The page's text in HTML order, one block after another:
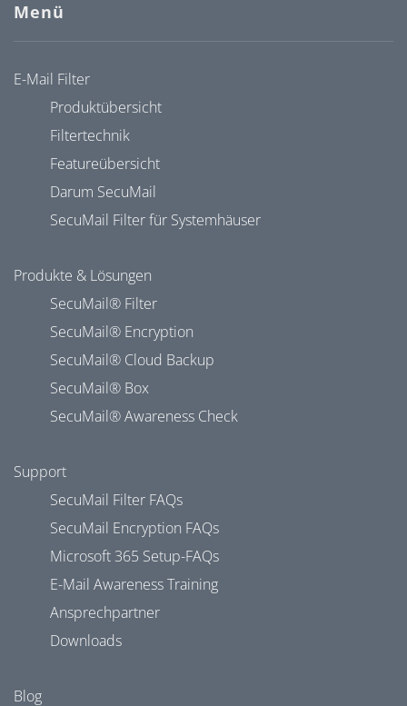
Menü
E-Mail Filter
Produktübersicht
Filtertechnik
Featureübersicht
Darum SecuMail
SecuMail Filter für Systemhäuser
Produkte & Lösungen
SecuMail® Filter
SecuMail® Encryption
SecuMail® Cloud Backup
SecuMail® Box
SecuMail® Awareness Check
Support
SecuMail Filter FAQs
SecuMail Encryption FAQs
Microsoft 365 Setup-FAQs
E-Mail Awareness Training
Ansprechpartner
Downloads
Blog